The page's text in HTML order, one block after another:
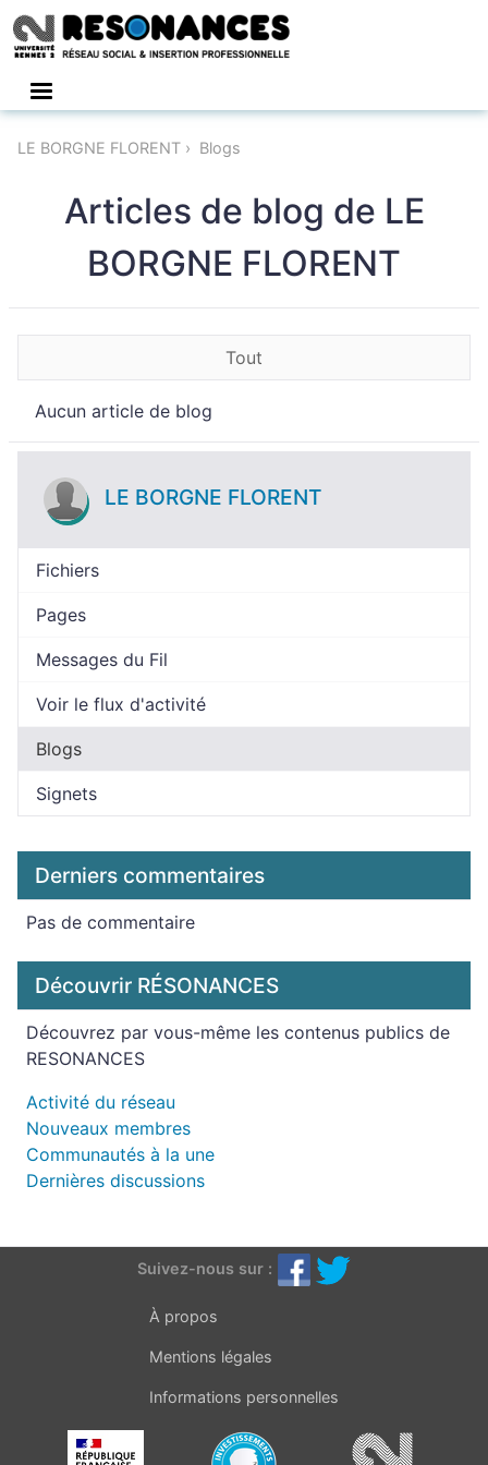
LE BORGNE FLORENT Blogs
Articles de blog de LE
BORGNE FLORENT
Tout
Aucun article de blog
LE BORGNE FLORENT
Fichiers
Pages
Messages du Fil
Voir le flux d'activité
Blogs
Signets
Derniers commentaires
Pas de commentaire
Découvrir RÉSONANCES
Découvrez par vous-même les contenus publics de
RESONANCES
Activité du réseau
Nouveaux membres
Communautés à la une
Dernières discussions
Suivez-nous sur :
À propos
Mentions légales
Informations personnelles